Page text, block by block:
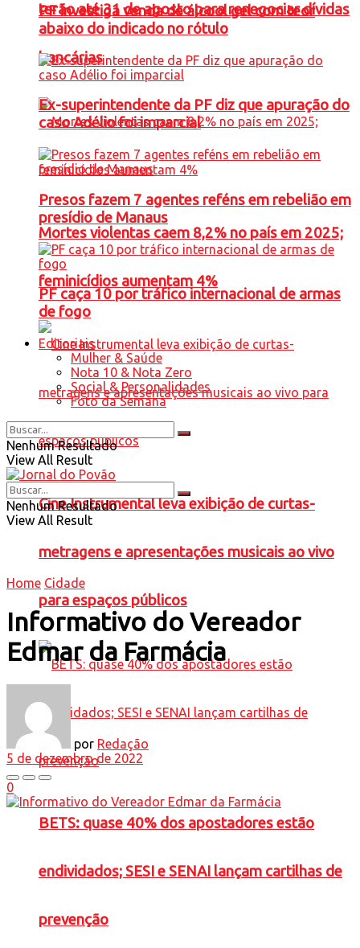
terão até 31 de agosto para renegociar dívidas
bancárias
Mortes violentas caem 8,2% no país em 2025;
feminicídios aumentam 4%
Cine Instrumental leva exibição de curtas-
metragens e apresentações musicais ao vivo
para espaços públicos
BETS: quase 40% dos apostadores estão
endividados; SESI e SENAI lançam cartilhas de
prevenção
PF investiga venda de álcool gel com teor
abaixo do indicado no rótulo
Ex-superintendente da PF diz que apuração do
caso Adélio foi imparcial
Presos fazem 7 agentes reféns em rebelião em
presídio de Manaus
PF caça 10 por tráfico internacional de armas
de fogo
Editoriais
Mulher & Saúde
Nota 10 & Nota Zero
Social & Personalidades
Foto da Semana
Nenhum Resultado
View All Result
Nenhum Resultado
View All Result
Home Cidade
Informativo do Vereador
Edmar da Farmácia
por Redação
5 de dezembro de 2022
0